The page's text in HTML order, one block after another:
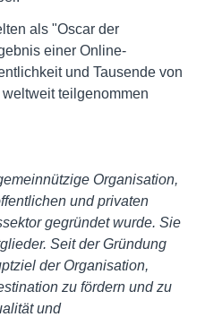
als "Oscar der
einer Online-
und Tausende von
teilgenommen
Organisation,
und privaten
gegründet wurde. Sie
Seit der Gründung
der Organisation,
zu fördern und zu
und